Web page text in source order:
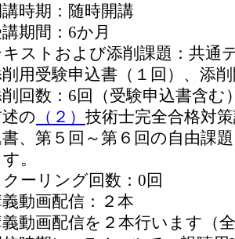
講時期：随時開講
期間：6か月
キストおよび添削課題：共通
用受験申込書（１回）、添
回数：6回（受験申込書含む
の （２） 技術士完全合格対
、第５回～第６回の自由課
。
ーリング回数：0回
動画配信：２本
動画配信を２本行います（